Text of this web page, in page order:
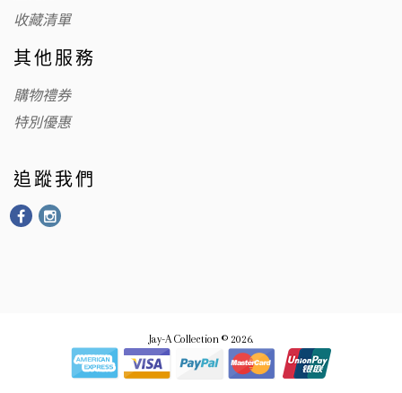
收藏清單
其他服務
購物禮券
特別優惠
追蹤我們
Jay-A Collection © 2026.